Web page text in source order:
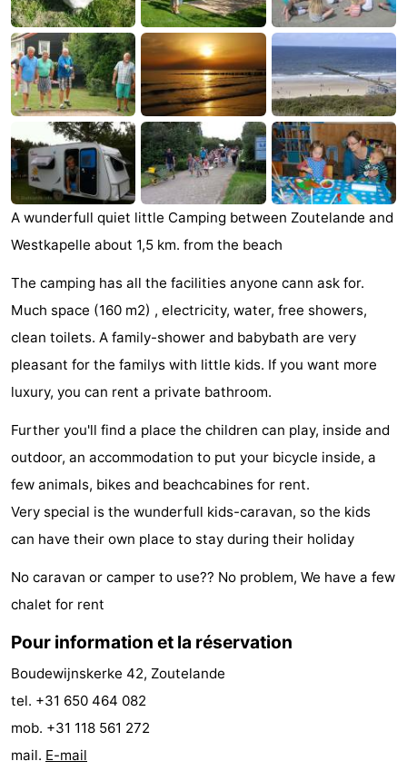
Zandput
Duinzicht
-
Joossesweg
-
Kustlicht
-
Meerpaal
-
Strandcamping
Valkenisse
-
Zee,
en
Hôtels
minutes
Plages
et
faire
Lieux
d'intérêt
-
Galeries
-
Églises
Phares
-
Points
vue
Attractions
Terrains
-
A wunderfull quiet little Camping between Zoutelande and
Westkapelle about 1,5 km. from the beach
The camping has all the facilities anyone cann ask for.
Much space (160 m2) , electricity, water, free showers,
clean toilets. A family-shower and babybath are very
pleasant for the familys with little kids. If you want more
luxury, you can rent a private bathroom.
Further you'll find a place the children can play, inside and
outdoor, an accommodation to put your bicycle inside, a
few animals, bikes and beachcabines for rent.
Very special is the wunderfull kids-caravan, so the kids
can have their own place to stay during their holiday
No caravan or camper to use?? No problem, We have a few
chalet for rent
Pour information et la réservation
Boudewijnskerke 42, Zoutelande
tel. +31 650 464 082
mob. +31 118 561 272
mail. E-mail